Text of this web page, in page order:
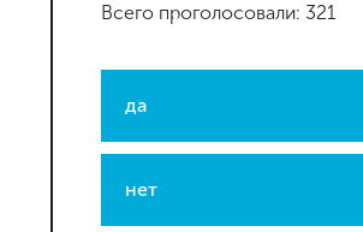
Всего проголосовали: 321
да
нет